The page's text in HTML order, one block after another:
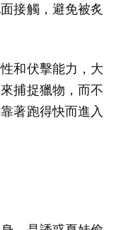
接觸，避免被炙
和伏擊能力，大
捕捉獵物，而不
著跑得快而進入